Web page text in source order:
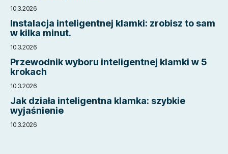
10.3.2026
Instalacja inteligentnej klamki: zrobisz to sam
w kilka minut.
10.3.2026
Przewodnik wyboru inteligentnej klamki w 5
krokach
10.3.2026
Jak działa inteligentna klamka: szybkie
wyjaśnienie
10.3.2026